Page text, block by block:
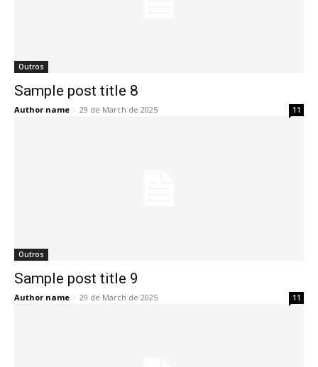
Outros
Sample post title 8
Author name - 29 de March de 2025 11
Outros
Sample post title 9
Author name - 29 de March de 2025 11